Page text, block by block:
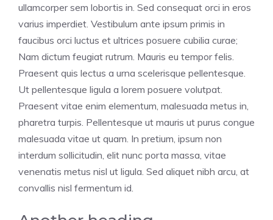
ullamcorper sem lobortis in. Sed consequat orci in eros
varius imperdiet. Vestibulum ante ipsum primis in
faucibus orci luctus et ultrices posuere cubilia curae;
Nam dictum feugiat rutrum. Mauris eu tempor felis.
Praesent quis lectus a urna scelerisque pellentesque.
Ut pellentesque ligula a lorem posuere volutpat.
Praesent vitae enim elementum, malesuada metus in,
pharetra turpis. Pellentesque ut mauris ut purus congue
malesuada vitae ut quam. In pretium, ipsum non
interdum sollicitudin, elit nunc porta massa, vitae
venenatis metus nisl ut ligula. Sed aliquet nibh arcu, at
convallis nisl fermentum id.